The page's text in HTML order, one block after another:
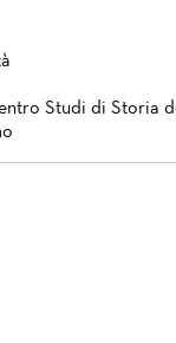
Studi di Storia